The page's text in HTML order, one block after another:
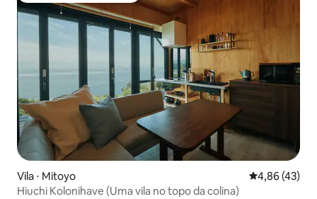
Vila ⋅ Mitoyo 4,86 de uma
4,86 (43)
Hiuchi Kolonihave (Uma vila no topo da colina)